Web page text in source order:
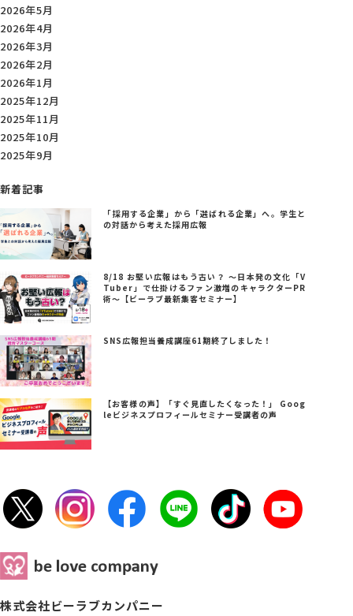
2026年5月
2026年4月
2026年3月
2026年2月
2026年1月
2025年12月
2025年11月
2025年10月
2025年9月
新着記事
「採用する企業」から「選ばれる企業」へ。学生と
の対話から考えた採用広報
8/18 お堅い広報はもう古い？ ～日本発の文化「V
Tuber」で仕掛けるファン激増のキャラクターPR
術～【ビーラブ最新集客セミナー】
SNS広報担当養成講座61期終了しました！
【お客様の声】「すぐ見直したくなった！」 Goog
leビジネスプロフィールセミナー受講者の声
株式会社ビーラブカンパニー